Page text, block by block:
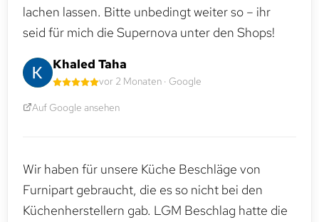
lachen lassen. Bitte unbedingt weiter so – ihr
seid für mich die Supernova unter den Shops!
Khaled Taha
vor 2 Monaten · Google
Auf Google ansehen
Wir haben für unsere Küche Beschläge von
Furnipart gebraucht, die es so nicht bei den
Küchenherstellern gab. LGM Beschlag hatte die